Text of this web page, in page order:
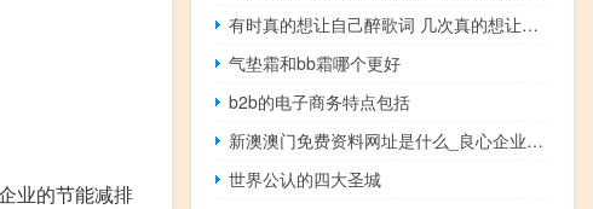
业的节能减排
有时真的想让自己醉歌词 几次真的想让自己醉
气垫霜和bb霜哪个更好
b2b的电子商务特点包括
新澳澳门免费资料网址是什么_良心企业，值得支持_主页版v451.621
世界公认的四大圣城